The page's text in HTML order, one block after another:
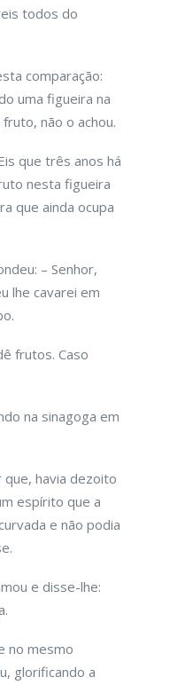
todos do
comparação:
uma figueira na
não o achou.
que três anos há
nesta figueira
que ainda ocupa
– Senhor,
lhe cavarei em
frutos. Caso
na sinagoga em
que, havia dezoito
espírito que a
e não podia
e disse-lhe:
no mesmo
glorificando a